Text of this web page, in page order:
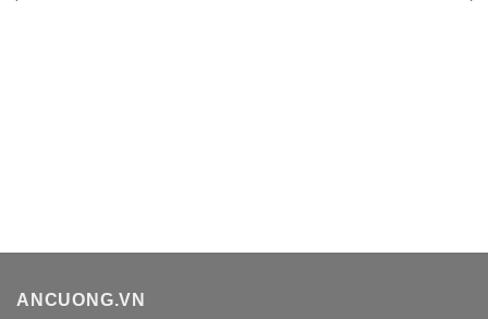
ANCUONG.VN